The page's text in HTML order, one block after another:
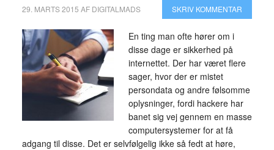
29. MARTS 2015 AF DIGITALMADS SKRIV KOMMENTAR
En ting man ofte hører om i
disse dage er sikkerhed på
internettet. Der har været flere
sager, hvor der er mistet
persondata og andre følsomme
oplysninger, fordi hackere har
banet sig vej gennem en masse
computersystemer for at få
adgang til disse. Det er selvfølgelig ikke så fedt at høre,